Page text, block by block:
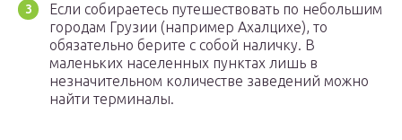
Если собираетесь путешествовать по небольшим
городам Грузии (например Ахалцихе), то
обязательно берите с собой наличку. В
маленьких населенных пунктах лишь в
незначительном количестве заведений можно
найти терминалы.